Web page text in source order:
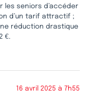
les seniors d’accéder
d’un tarif attractif ;
réduction drastique
€.
16 avril 2025 à 7h55